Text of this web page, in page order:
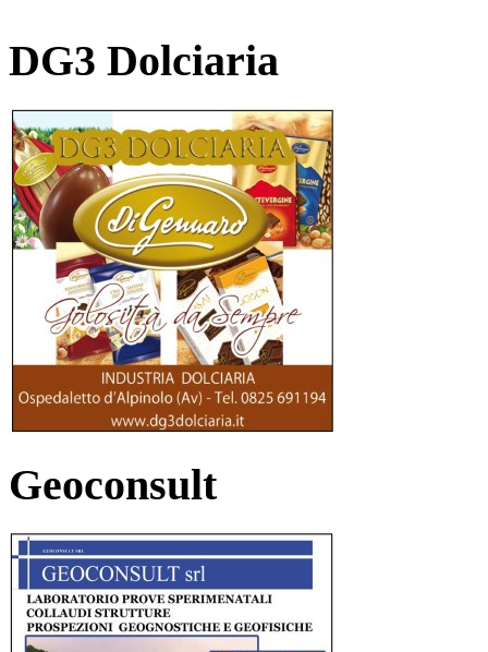
DG3 Dolciaria
Geoconsult